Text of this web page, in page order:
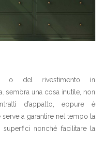
o del rivestimento in
sembra una cosa inutile, non
d’appalto, eppure è
a garantire nel tempo la
nonché facilitare la